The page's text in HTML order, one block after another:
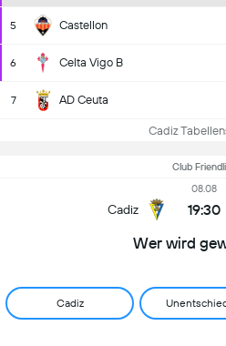
5 Castellon
6 Celta Vigo B
7 AD Ceuta
Cadiz
Club
Cadiz
08.08
19:30
Wer wird
Cadiz